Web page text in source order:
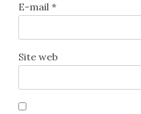
E-mail *
Site web